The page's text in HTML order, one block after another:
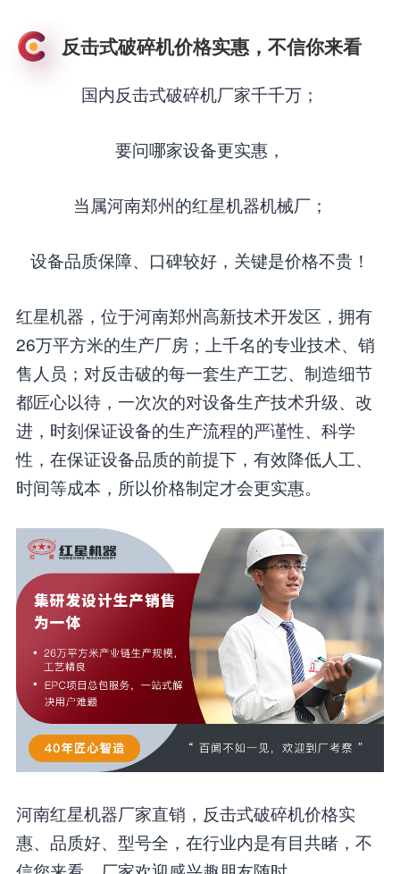
反击式破碎机价格实惠，不信你来看
国内反击式破碎机厂家千千万；
要问哪家设备更实惠，
当属河南郑州的红星机器机械厂；
设备品质保障、口碑较好，关键是价格不贵！
红星机器，位于河南郑州高新技术开发区，拥有
26万平方米的生产厂房；上千名的专业技术、销
售人员；对反击破的每一套生产工艺、制造细节
都匠心以待，一次次的对设备生产技术升级、改
进，时刻保证设备的生产流程的严谨性、科学
性，在保证设备品质的前提下，有效降低人工、
时间等成本，所以价格制定才会更实惠。
河南红星机器厂家直销，反击式破碎机价格实
惠、品质好、型号全，在行业内是有目共睹，不